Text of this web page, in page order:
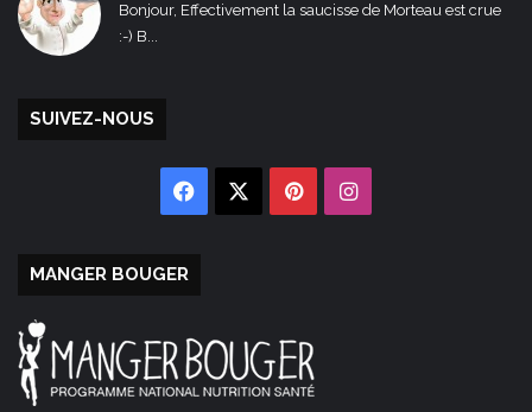
Bonjour, Effectivement la saucisse de Morteau est crue
:-) B...
SUIVEZ-NOUS
Facebook PinterestInstagram
MANGER BOUGER